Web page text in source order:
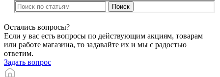
Поиск
Остались вопросы?
Если у вас есть вопросы по действующим акциям, товарам
или работе магазина, то задавайте их и мы с радостью
ответим.
Задать вопрос